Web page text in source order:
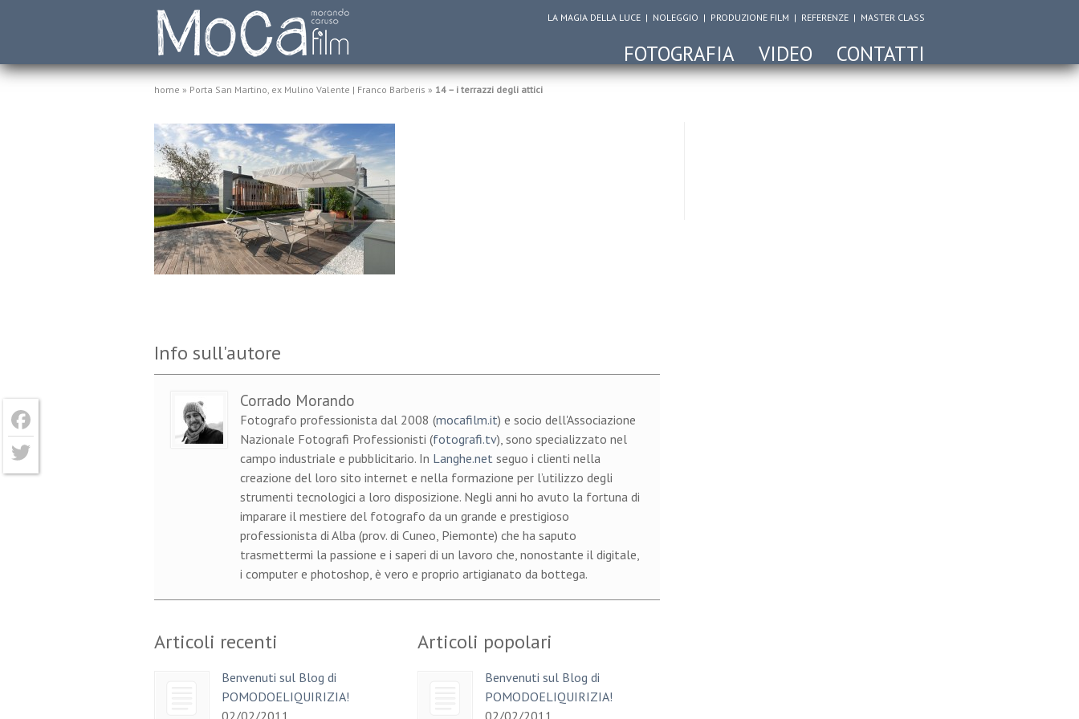
LA MAGIA DELLA LUCE | NOLEGGIO | PRODUZIONE FILM | REFERENZE | MASTER CLASS
FOTOGRAFIA VIDEO CONTATTI
home » Porta San Martino, ex Mulino Valente | Franco Barberis » 14 – i terrazzi degli attici
Info sull'autore
Corrado Morando
Fotografo professionista dal 2008 (mocafilm.it) e socio dell'Associazione
Nazionale Fotografi Professionisti (fotografi.tv), sono specializzato nel
campo industriale e pubblicitario. In Langhe.net seguo i clienti nella
creazione del loro sito internet e nella formazione per l’utilizzo degli
strumenti tecnologici a loro disposizione. Negli anni ho avuto la fortuna di
imparare il mestiere del fotografo da un grande e prestigioso
professionista di Alba (prov. di Cuneo, Piemonte) che ha saputo
trasmettermi la passione e i saperi di un lavoro che, nonostante il digitale,
i computer e photoshop, è vero e proprio artigianato da bottega.
Articoli recenti
Benvenuti sul Blog di
POMODOELIQUIRIZIA!
02/02/2011
Articoli popolari
Benvenuti sul Blog di
POMODOELIQUIRIZIA!
02/02/2011
Facebook
Twitter